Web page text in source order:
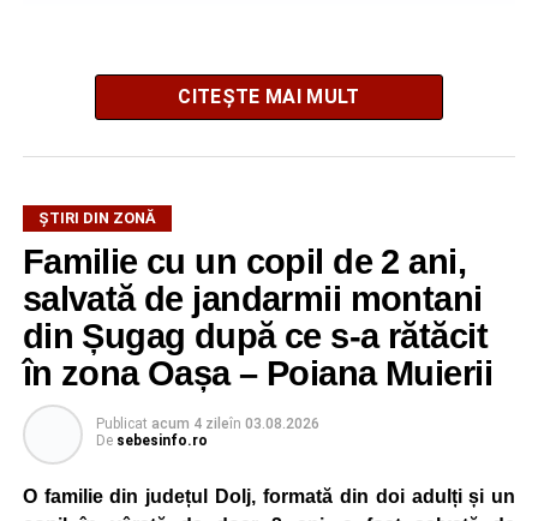
La ediția din acest an au participat peste 200 de cadre
didactice din întreaga țară. Printre participanți s-au aflat
profesori debutanți, profesori cu experiență, inspectori
școlari, directori de școli, consilieri școlari, educatori și
învățători, reprezentând aproape toate disciplinele din
sistemul de învățământ.
Participare, consens și asumare în școală
Tema ediției din acest an a pornit de la convingerea că
importante resurse: experiența profesorilor. Provocarea nu
CITEȘTE MAI MULT
ȘTIRI DIN ZONĂ
Familie cu un copil de 2 ani,
salvată de jandarmii montani
din Șugag după ce s-a rătăcit
în zona Oașa – Poiana Muierii
Publicat acum 4 zileîn 03.08.2026
De sebesinfo.ro
O familie din județul Dolj, formată din doi adulți și un